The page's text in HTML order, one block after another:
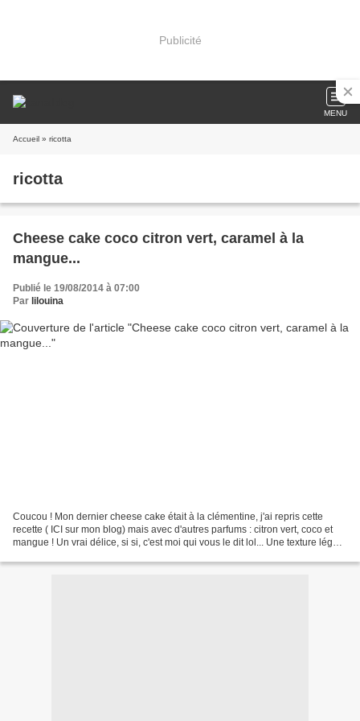
Publicité
MENU
Accueil » ricotta
ricotta
Cheese cake coco citron vert, caramel à la
mangue...
Publié le 19/08/2014 à 07:00
Par lilouina
Coucou ! Mon dernier cheese cake était à la clémentine, j'ai repris cette
recette ( ICI sur mon blog) mais avec d'autres parfums : citron vert, coco et
mangue ! Un vrai délice, si si, c'est moi qui vous le dit lol... Une texture légère